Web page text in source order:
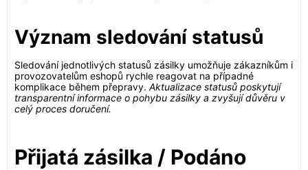
Význam sledování statusů
Sledování jednotlivých statusů zásilky umožňuje zákazníkům i
provozovatelům eshopů rychle reagovat na případné
komplikace během přepravy. Aktualizace statusů poskytují
transparentní informace o pohybu zásilky a zvyšují důvěru v
celý proces doručení.
Přijatá zásilka / Podáno